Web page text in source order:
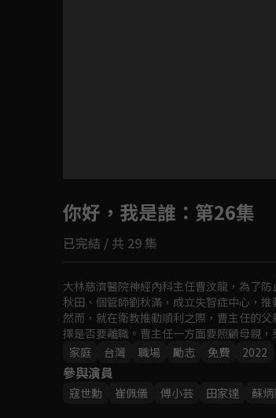
如有不便請見諒
你好，我是誰 ：第26集
已完結 / 共 29 集
大林慈濟醫院神經內科主任曹汶龍，為了
秋田、個管師劉秋滿，成立失智症中心，
然而，就在衛教推動順利之際，曹主任的
擇是否要離職。曹主任一方面要照顧母親
生的智慧，一一給予這些難題最佳的解答。
家庭
台灣 職場 勵志 免費 2022
參與演員
寇世勳 崔佩儀 傅小芸 田家達 蘇炳